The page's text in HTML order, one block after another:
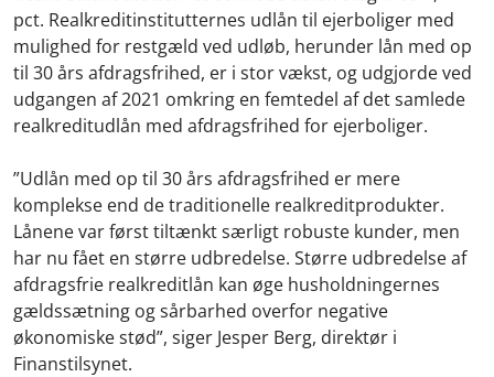
pct. Realkreditinstitutternes udlån til ejerboliger med
mulighed for restgæld ved udløb, herunder lån med op
til 30 års afdragsfrihed, er i stor vækst, og udgjorde ved
udgangen af 2021 omkring en femtedel af det samlede
realkreditudlån med afdragsfrihed for ejerboliger.
”Udlån med op til 30 års afdragsfrihed er mere
komplekse end de traditionelle realkreditprodukter.
Lånene var først tiltænkt særligt robuste kunder, men
har nu fået en større udbredelse. Større udbredelse af
afdragsfrie realkreditlån kan øge husholdningernes
gældssætning og sårbarhed overfor negative
økonomiske stød”, siger Jesper Berg, direktør i
Finanstilsynet.